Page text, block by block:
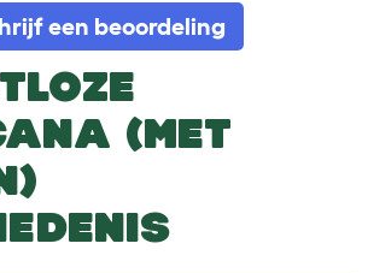
een beoordeling
(MET